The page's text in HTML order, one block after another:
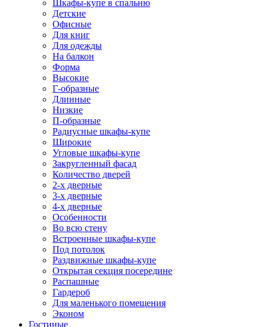
Шкафы-купе в спальню
Детские
Офисные
Для книг
Для одежды
На балкон
Форма
Высокие
Г-образные
Длинные
Низкие
П-образные
Радиусные шкафы-купе
Широкие
Угловые шкафы-купе
Закругленный фасад
Количество дверей
2-х дверные
3-х дверные
4-х дверные
Особенности
Во всю стену
Встроенные шкафы-купе
Под потолок
Раздвижные шкафы-купе
Открытая секция посередине
Распашные
Гардероб
Для маленького помещения
Эконом
Гостиные